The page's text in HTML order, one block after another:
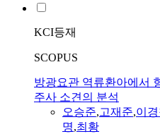
KCI등재
SCOPUS
방광요관 역류환아에서
주사 소견의 분석
오승준,고재준,이경
명,최황